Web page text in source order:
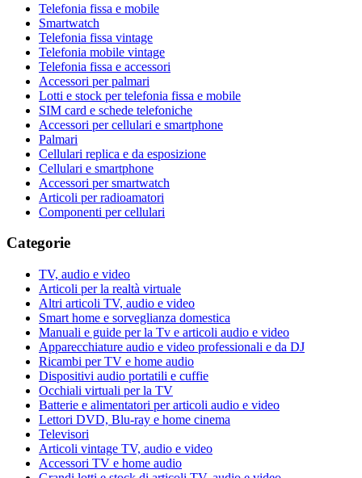
Telefonia fissa e mobile
Smartwatch
Telefonia fissa vintage
Telefonia mobile vintage
Telefonia fissa e accessori
Accessori per palmari
Lotti e stock per telefonia fissa e mobile
SIM card e schede telefoniche
Accessori per cellulari e smartphone
Palmari
Cellulari replica e da esposizione
Cellulari e smartphone
Accessori per smartwatch
Articoli per radioamatori
Componenti per cellulari
Categorie
TV, audio e video
Articoli per la realtà virtuale
Altri articoli TV, audio e video
Smart home e sorveglianza domestica
Manuali e guide per la Tv e articoli audio e video
Apparecchiature audio e video professionali e da DJ
Ricambi per TV e home audio
Dispositivi audio portatili e cuffie
Occhiali virtuali per la TV
Batterie e alimentatori per articoli audio e video
Lettori DVD, Blu-ray e home cinema
Televisori
Articoli vintage TV, audio e video
Accessori TV e home audio